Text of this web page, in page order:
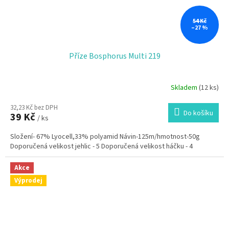
54 Kč
–27 %
Příze Bosphorus Multi 219
Skladem (12 ks)
32,23 Kč bez DPH
39 Kč / ks Do košíku
Složení- 67% Lyocell,33% polyamid Návin-125m/hmotnost-50g
Doporučená velikost jehlic - 5 Doporučená velikost háčku - 4
Akce
Výprodej